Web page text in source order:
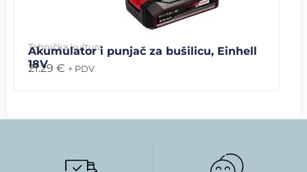
Tehnička kultura
Akumulator i punjač za bušilicu, Einhell
18V
21.29 € + PDV